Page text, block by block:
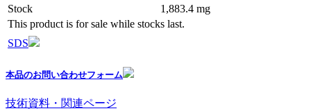
Stock
1,883.4 mg
This product is for sale while stocks last.
SDS
本品のお問い合わせフォーム
技術資料・関連ページ